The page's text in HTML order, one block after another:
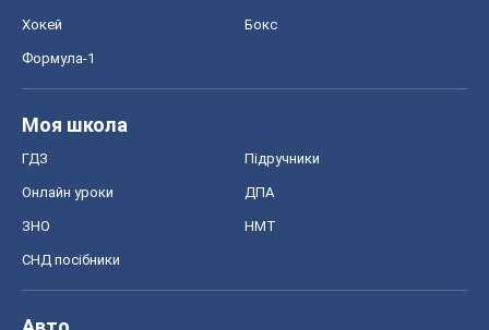
Хокей Бокс
Формула-1
Моя школа
ГДЗ Підручники
Онлайн уроки ДПА
ЗНО НМТ
СНД посібники